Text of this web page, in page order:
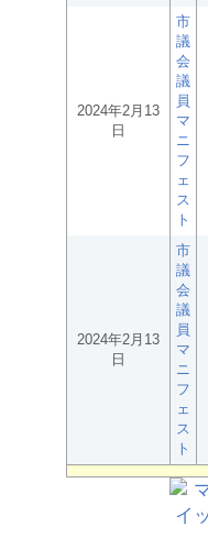
2024年2月13
日
市
議
会
議
員
マ
ニ
フ
ェ
ス
ト
2024年2月13
日
市
議
会
議
員
マ
ニ
フ
ェ
ス
ト